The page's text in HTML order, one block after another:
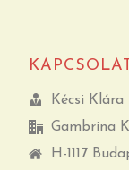
KAPCSOLAT
Kécsi Klára
Gambrina
H-1117